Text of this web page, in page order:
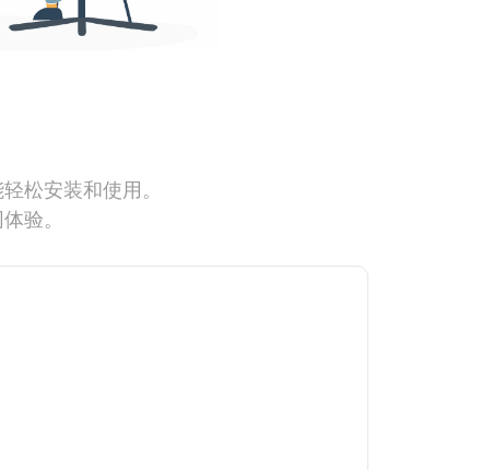
松安装和使用。
验。